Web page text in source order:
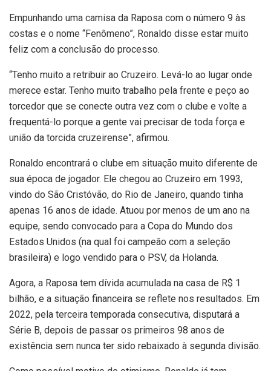
Empunhando uma camisa da Raposa com o número 9 às
costas e o nome “Fenômeno”, Ronaldo disse estar muito
feliz com a conclusão do processo.
“Tenho muito a retribuir ao Cruzeiro. Levá-lo ao lugar onde
merece estar. Tenho muito trabalho pela frente e peço ao
torcedor que se conecte outra vez com o clube e volte a
frequentá-lo porque a gente vai precisar de toda força e
união da torcida cruzeirense”, afirmou.
Ronaldo encontrará o clube em situação muito diferente de
sua época de jogador. Ele chegou ao Cruzeiro em 1993,
vindo do São Cristóvão, do Rio de Janeiro, quando tinha
apenas 16 anos de idade. Atuou por menos de um ano na
equipe, sendo convocado para a Copa do Mundo dos
Estados Unidos (na qual foi campeão com a seleção
brasileira) e logo vendido para o PSV, da Holanda.
Agora, a Raposa tem dívida acumulada na casa de R$ 1
bilhão, e a situação financeira se reflete nos resultados. Em
2022, pela terceira temporada consecutiva, disputará a
Série B, depois de passar os primeiros 98 anos de
existência sem nunca ter sido rebaixado à segunda divisão.